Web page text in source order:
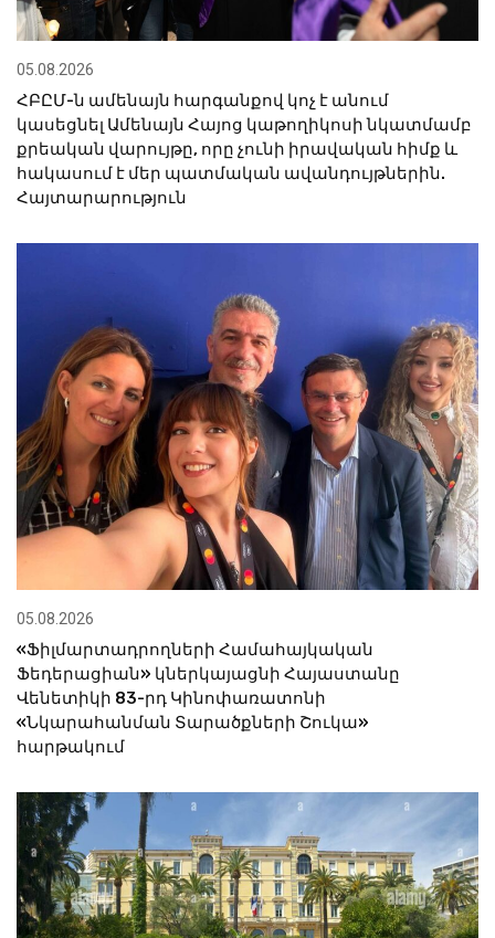
05.08.2026
ՀԲԸՄ-ն ամենայն հարգանքով կոչ է անում
կասեցնել Ամենայն Հայոց կաթողիկոսի նկատմամբ
քրեական վարույթը, որը չունի իրավական հիմք և
հակասում է մեր պատմական ավանդույթներին.
Հայտարարություն
05.08.2026
«Ֆիլմարտադրողների Համահայկական
Ֆեդերացիան» կներկայացնի Հայաստանը
Վենետիկի 83-րդ Կինոփառատոնի
«Նկարահանման Տարածքների Շուկա»
հարթակում